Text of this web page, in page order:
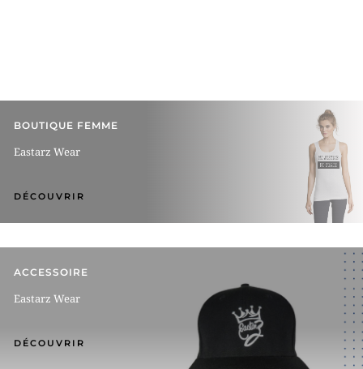
BOUTIQUE FEMME
Eastarz Wear
DÉCOUVRIR
ACCESSOIRE
Eastarz Wear
DÉCOUVRIR